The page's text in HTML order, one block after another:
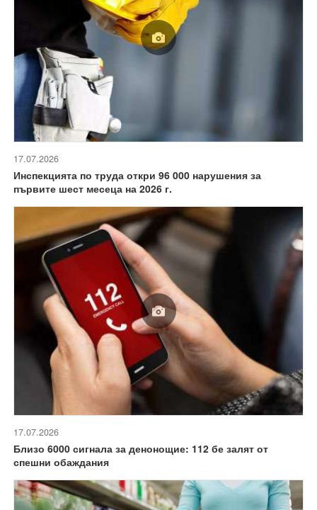
17.07.2026
Инспекцията по труда откри 96 000 нарушения за
първите шест месеца на 2026 г.
17.07.2026
Близо 6000 сигнала за денонощие: 112 бе залят от
спешни обаждания